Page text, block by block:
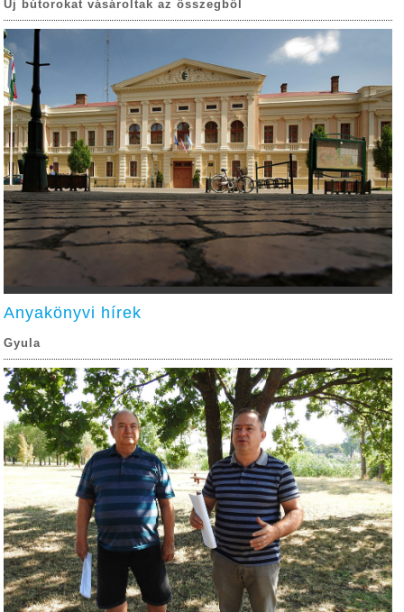
Új bútorokat vásároltak az összegből
Anyakönyvi hírek
Gyula